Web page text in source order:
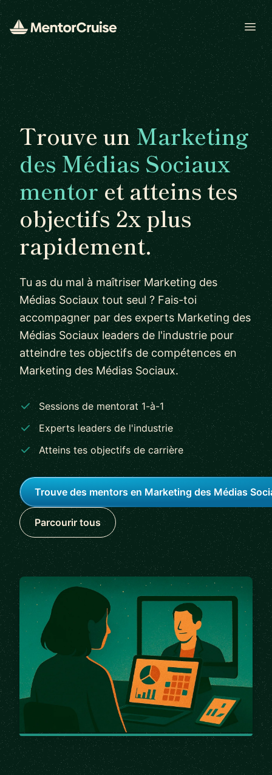
Trouve unMarketing
des Médias Sociaux
mentoret atteins tes
objectifs 2x plus
rapidement.
Tu as du mal à maîtriser Marketing des
Médias Sociaux tout seul ? Fais-toi
accompagner par des experts Marketing des
Médias Sociaux leaders de l'industrie pour
atteindre tes objectifs de compétences en
Marketing des Médias Sociaux.
Sessions de mentorat 1-à-1
Experts leaders de l'industrie
Atteins tes objectifs de carrière
Trouve des mentors en Marketing des Médias
Parcourir tous